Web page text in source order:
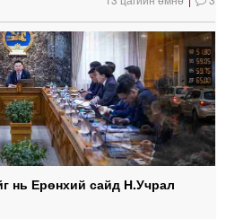
нь Ерөнхий сайд Н.Учрал